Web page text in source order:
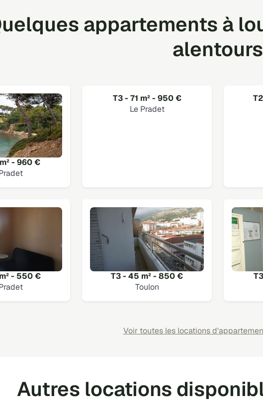
appartements à
alentours
- 960 €
T3 - 71 m² - 950 €
Le Pradet
- 550 €
T3 - 45 m² - 850 €
Toulon
Voir toutes les locations
Autres locations